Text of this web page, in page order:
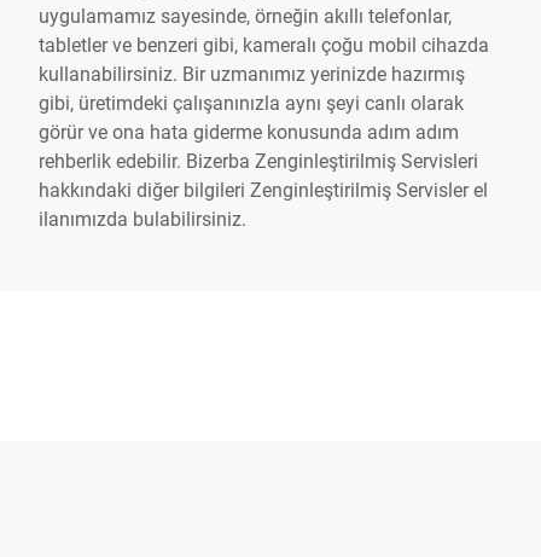
uygulamamız sayesinde, örneğin akıllı telefonlar,
tabletler ve benzeri gibi, kameralı çoğu mobil cihazda
kullanabilirsiniz. Bir uzmanımız yerinizde hazırmış
gibi, üretimdeki çalışanınızla aynı şeyi canlı olarak
görür ve ona hata giderme konusunda adım adım
rehberlik edebilir. Bizerba Zenginleştirilmiş Servisleri
hakkındaki diğer bilgileri Zenginleştirilmiş Servisler el
ilanımızda bulabilirsiniz.